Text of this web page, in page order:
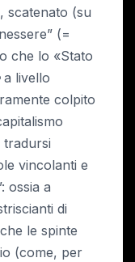
scatenato (su
(=
che lo «Stato
a livello
colpito
tradursi
vincolanti e
ossia a
di
le spinte
(come, per